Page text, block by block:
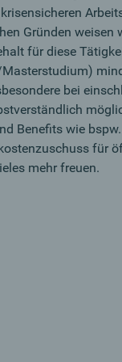
Gründen weisen
für diese
bei
Benefits wie
für
mehr freuen.